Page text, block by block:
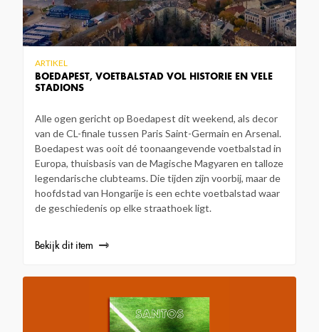
BOEDAPEST, VOETBALSTAD VOL HISTORIE EN VELE
STADIONS
ARTIKEL
Alle ogen gericht op Boedapest dit weekend, als decor
van de CL-finale tussen Paris Saint-Germain en Arsenal.
Boedapest was ooit dé toonaangevende voetbalstad in
Europa, thuisbasis van de Magische Magyaren en talloze
legendarische clubteams. Die tijden zijn voorbij, maar de
hoofdstad van Hongarije is een echte voetbalstad waar
de geschiedenis op elke straathoek ligt.
Bekijk dit item